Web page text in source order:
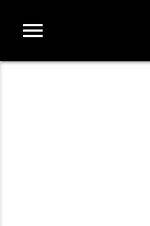
menu